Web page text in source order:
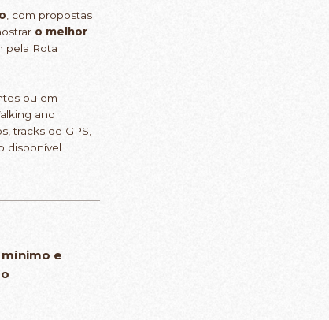
, com propostas
o melhor
pela Rota
ou em
and
tracks de GPS,
disponível
e